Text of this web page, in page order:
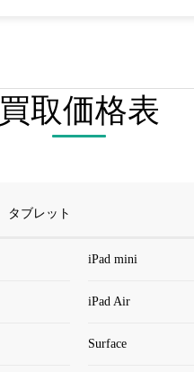
買取価格表
タブレット
iPad mini
iPad Air
Surface